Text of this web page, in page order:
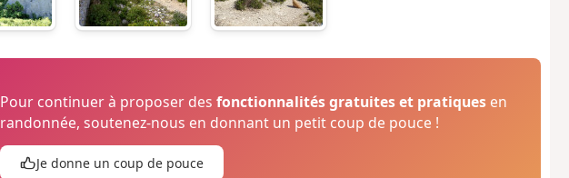
Pour continuer à proposer desfonctionnalités gratuites et pratiques en
randonnée, soutenez-nous en donnant un petit coup de pouce !
Je donne un coup de pouce